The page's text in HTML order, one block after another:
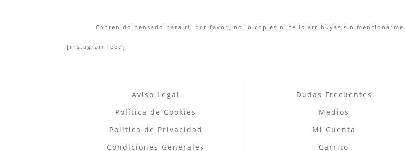
Contenido pensado para tí, por favor, no lo copies ni te lo atribuyas sin mencionarme.
[instagram-feed]
Aviso Legal
Política de Cookies
Política de Privacidad
Condiciones Generales
Dudas Frecuentes
Medios
Mi Cuenta
Carrito